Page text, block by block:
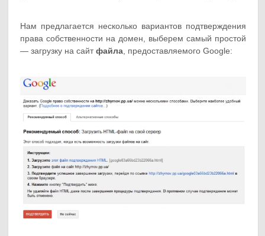
Нам предлагается несколько вариантов подтверждения
права собственности на домен, выберем самый простой
— загрузку на сайтфайла , предоставляемого Google: